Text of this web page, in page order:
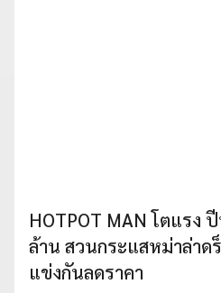
HOTPOT MAN โตแรง
ล้าน สวนกระแสหม่าล่า
แข่งกันลดราคา